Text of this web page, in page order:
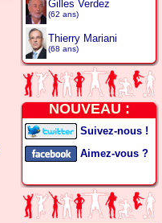
Gilles Verdez
(62 ans)
Thierry Mariani
(68 ans)
NOUVEAU :
Suivez-nous !
Aimez-vous ?